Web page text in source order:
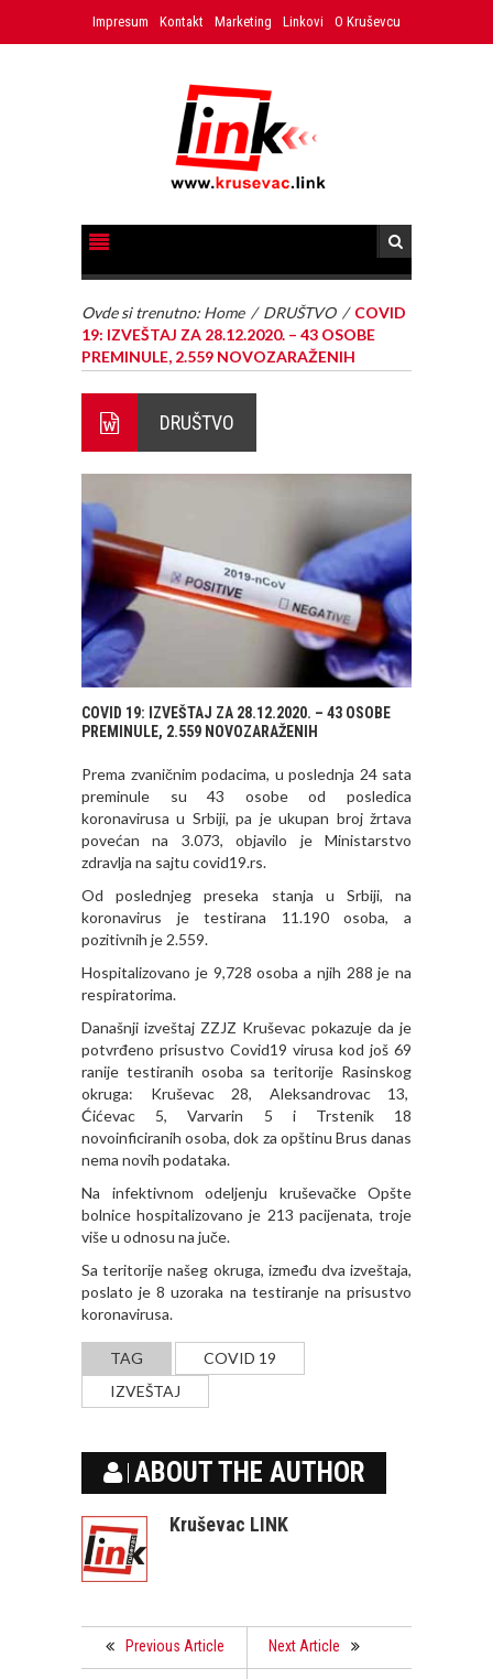
Impresum Kontakt Marketing Linkovi O Kruševcu
Ovde si trenutno: Home / DRUŠTVO / COVID
19: IZVEŠTAJ ZA 28.12.2020. – 43 OSOBE
PREMINULE, 2.559 NOVOZARAŽENIH
DRUŠTVO
COVID 19: IZVEŠTAJ ZA 28.12.2020. – 43 OSOBE
PREMINULE, 2.559 NOVOZARAŽENIH
Prema zvaničnim podacima, u poslednja 24 sata
preminule su 43 osobe od posledica
koronavirusa u Srbiji, pa je ukupan broj žrtava
povećan na 3.073, objavilo je Ministarstvo
zdravlja na sajtu covid19.rs.
Od poslednjeg preseka stanja u Srbiji, na
koronavirus je testirana 11.190 osoba, a
pozitivnih je 2.559.
Hospitalizovano je 9,728 osoba a njih 288 je na
respiratorima.
Današnji izveštaj ZZJZ Kruševac pokazuje da je
potvrđeno prisustvo Covid19 virusa kod još 69
ranije testiranih osoba sa teritorije Rasinskog
okruga: Kruševac 28, Aleksandrovac 13,
Ćićevac 5, Varvarin 5 i Trstenik 18
novoinficiranih osoba, dok za opštinu Brus danas
nema novih podataka.
Na infektivnom odeljenju kruševačke Opšte
bolnice hospitalizovano je 213 pacijenata, troje
više u odnosu na juče.
Sa teritorije našeg okruga, između dva izveštaja,
poslato je 8 uzoraka na testiranje na prisustvo
koronavirusa.
TAG
COVID 19
IZVEŠTAJ
ABOUT THE AUTHOR
Kruševac LINK
Previous Article Next Article